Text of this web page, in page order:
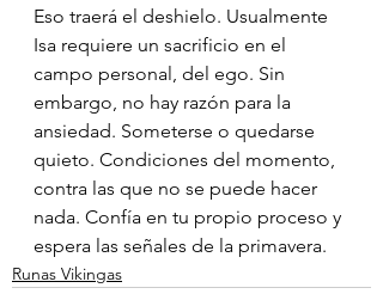
Eso traerá el deshielo. Usualmente
Isa requiere un sacrificio en el
campo personal, del ego. Sin
embargo, no hay razón para la
ansiedad. Someterse o quedarse
quieto. Condiciones del momento,
contra las que no se puede hacer
nada. Confía en tu propio proceso y
espera las señales de la primavera.
Runas Vikingas